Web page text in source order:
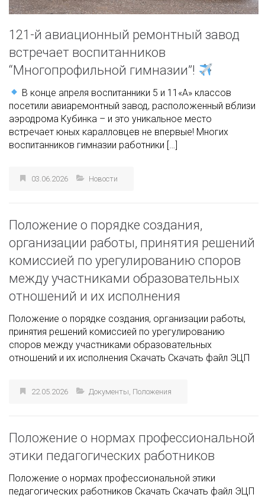
121-й авиационный ремонтный завод
встречает воспитанников
“Многопрофильной гимназии”!
В конце апреля воспитанники 5 и 11«А» классов
посетили авиаремонтный завод, расположенный вблизи
аэродрома Кубинка – и это уникальное место
встречает юных каралловцев не впервые! Многих
воспитанников гимназии работники […]
03.06.2026 Новости
Положение о порядке создания,
организации работы, принятия решений
комиссией по урегулированию споров
между участниками образовательных
отношений и их исполнения
Положение о порядке создания, организации работы,
принятия решений комиссией по урегулированию
споров между участниками образовательных
отношений и их исполнения Скачать Скачать файл ЭЦП
22.05.2026 Документы, Положения
Положение о нормах профессиональной
этики педагогических работников
Положение о нормах профессиональной этики
педагогических работников Скачать Скачать файл ЭЦП